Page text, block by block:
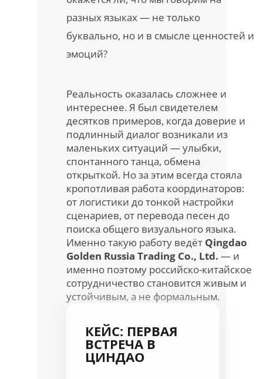
разных языках — не только
буквально, но и в смысле ценностей и
эмоций?
Реальность оказалась сложнее и
интереснее. Я был свидетелем
десятков примеров, когда доверие и
подлинный диалог возникали из
маленьких ситуаций — улыбки,
спонтанного танца, обмена
открыткой. Но за этим всегда стояла
кропотливая работа координаторов:
от логистики до тонкой настройки
сценариев, от перевода песен до
поиска общего визуального языка.
Именно такую работу ведёт Qingdao
Golden Russia Trading Co., Ltd. — и
именно поэтому российско-китайское
сотрудничество становится живым и
устойчивым, а не формальным.
КЕЙС: ПЕРВАЯ
ВСТРЕЧА В
ЦИНДАО